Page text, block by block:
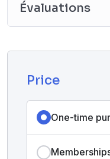
Évaluations
Price
One-time